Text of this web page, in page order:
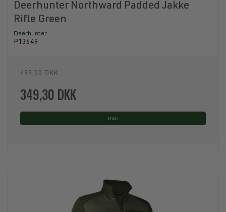
Deerhunter Northward Padded Jakke
Rifle Green
Deerhunter
P13649
499,00 DKK
349,30 DKK
Køb